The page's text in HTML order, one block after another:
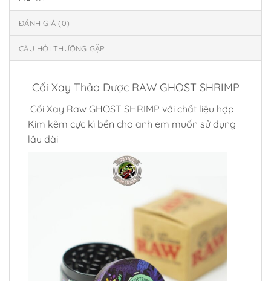
ĐÁNH GIÁ (0)
CÂU HỎI THƯỜNG GẶP
Cối Xay Thảo Dược RAW GHOST SHRIMP
Cối Xay Raw GHOST SHRIMP với chất liệu hợp
Kim kẽm cực kì bền cho anh em muốn sử dụng
lâu dài